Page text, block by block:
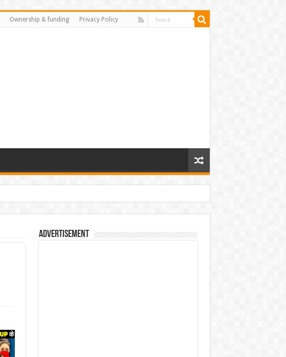
Ownership & funding Privacy Policy
Advertisement